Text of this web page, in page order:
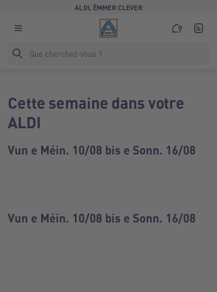
ALDI, ËMMER CLEVER
Cette semaine dans votre
ALDI
Vun e Méin. 10/08 bis e Sonn. 16/08
Vun e Méin. 10/08 bis e Sonn. 16/08